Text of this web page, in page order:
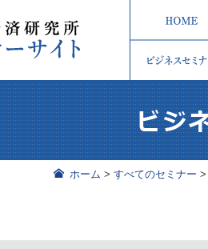
ホーム > すべてのセミナー